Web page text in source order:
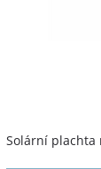
Solární plachta